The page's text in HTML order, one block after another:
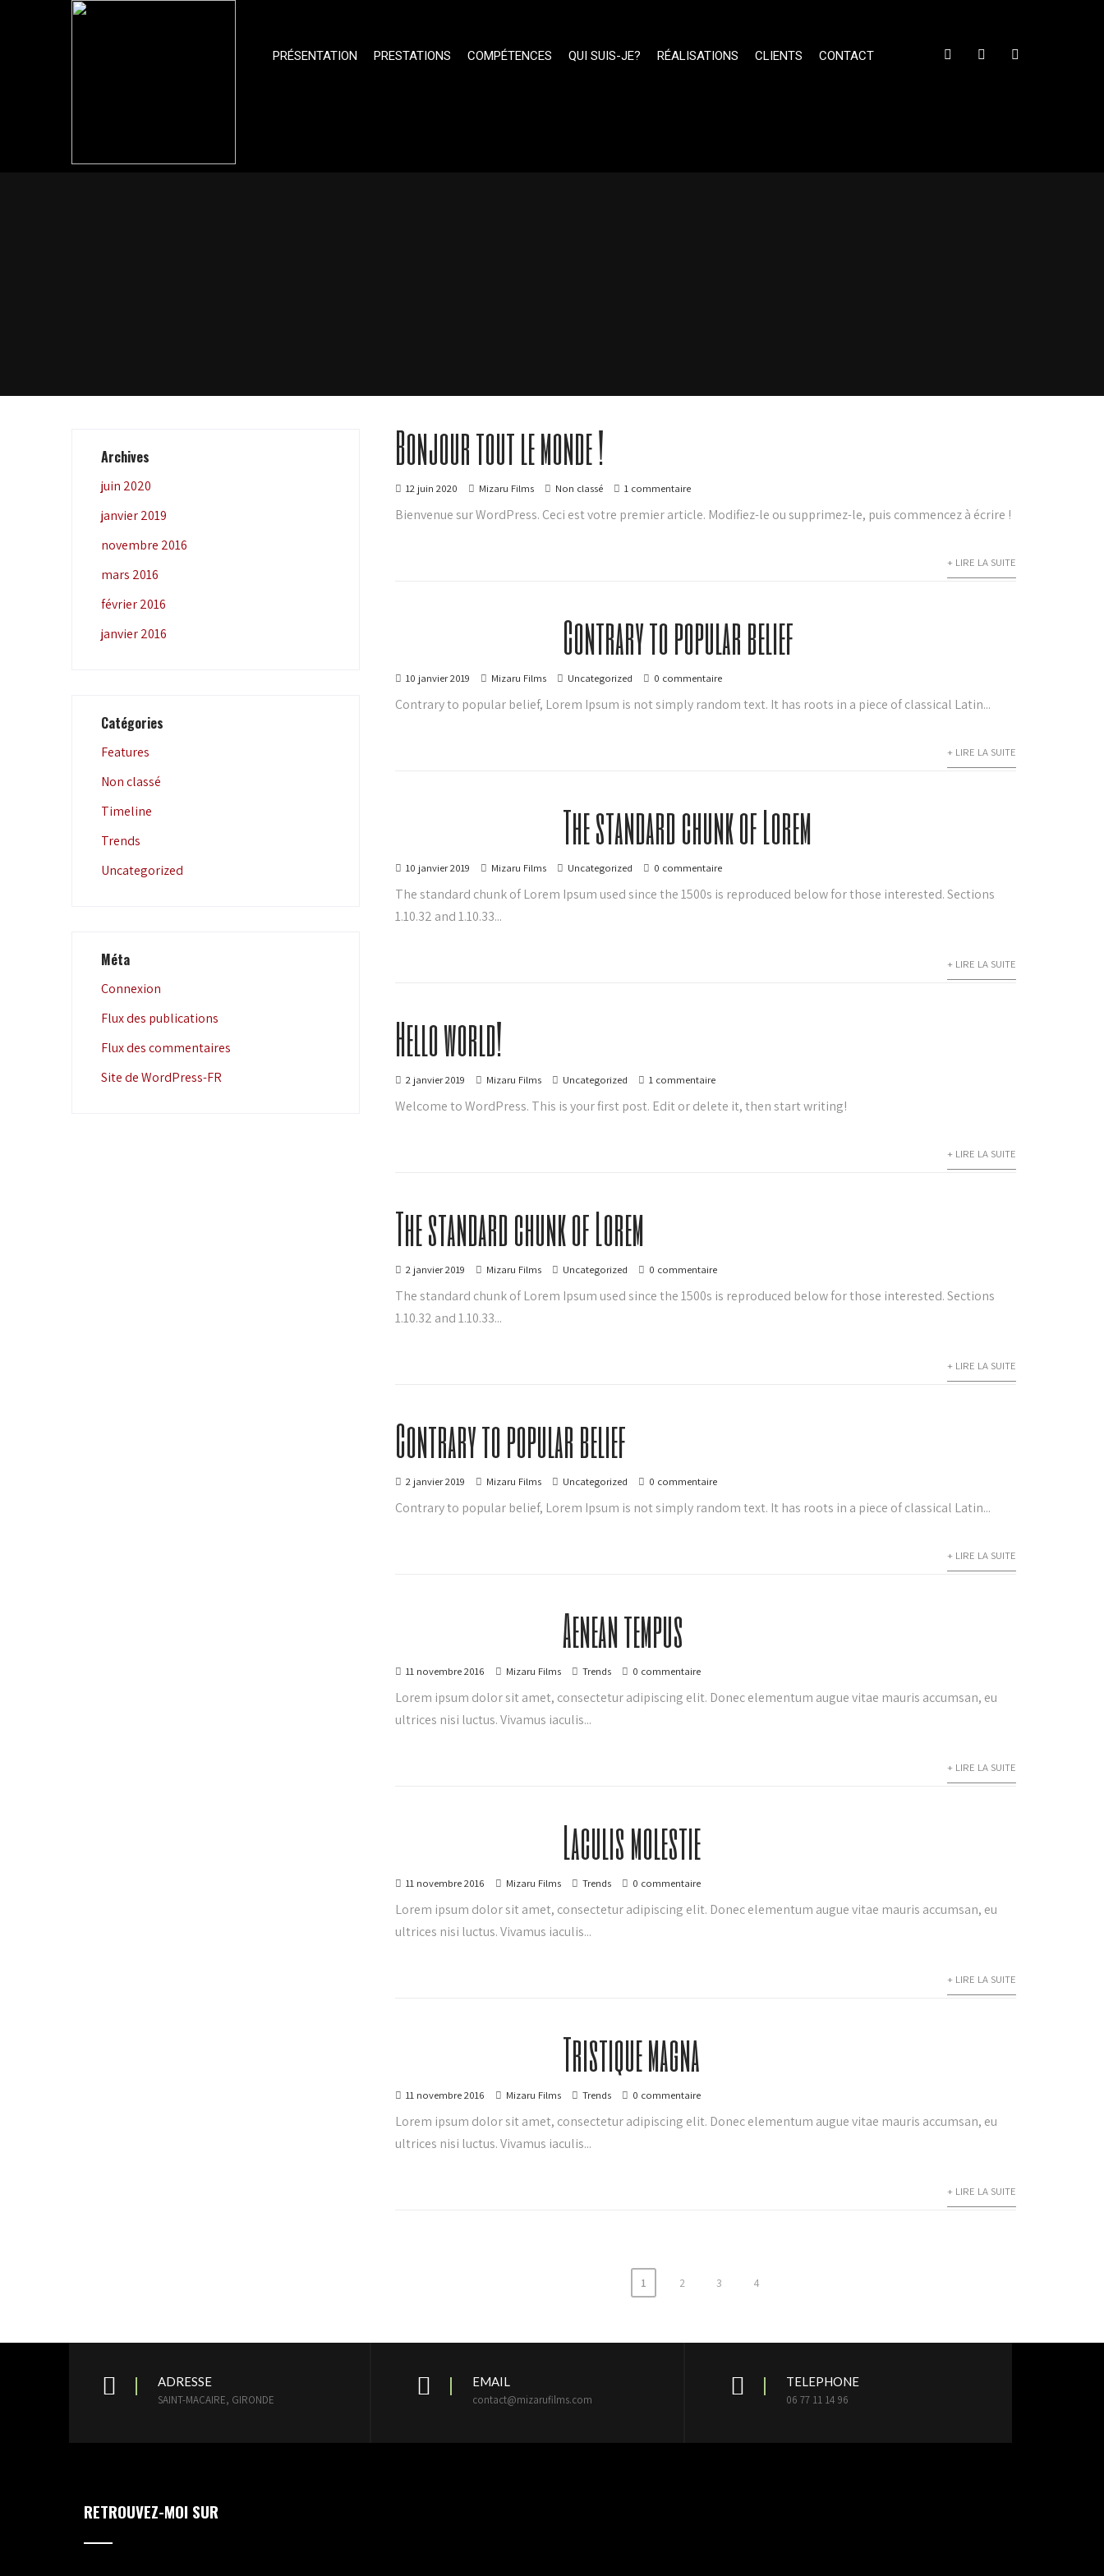
PRÉSENTATION PRESTATIONS COMPÉTENCES QUI SUIS-JE? RÉALISATIONS CLIENTS CONTACT
Bonjour tout le monde !
12 juin 2020 Mizaru Films Non classé 1 commentaire
Bienvenue sur WordPress. Ceci est votre premier article. Modifiez-le ou supprimez-le, puis commencez à écrire !
+ LIRE LA SUITE
Contrary to popular belief
10 janvier 2019 Mizaru Films Uncategorized 0 commentaire
Contrary to popular belief, Lorem Ipsum is not simply random text. It has roots in a piece of classical Latin...
+ LIRE LA SUITE
The standard chunk of Lorem
10 janvier 2019 Mizaru Films Uncategorized 0 commentaire
The standard chunk of Lorem Ipsum used since the 1500s is reproduced below for those interested. Sections
1.10.32 and 1.10.33...
+ LIRE LA SUITE
Hello world!
2 janvier 2019 Mizaru Films Uncategorized 1 commentaire
Welcome to WordPress. This is your first post. Edit or delete it, then start writing!
+ LIRE LA SUITE
The standard chunk of Lorem
2 janvier 2019 Mizaru Films Uncategorized 0 commentaire
The standard chunk of Lorem Ipsum used since the 1500s is reproduced below for those interested. Sections
1.10.32 and 1.10.33...
+ LIRE LA SUITE
Contrary to popular belief
2 janvier 2019 Mizaru Films Uncategorized 0 commentaire
Contrary to popular belief, Lorem Ipsum is not simply random text. It has roots in a piece of classical Latin...
+ LIRE LA SUITE
Aenean tempus
11 novembre 2016 Mizaru Films Trends 0 commentaire
Lorem ipsum dolor sit amet, consectetur adipiscing elit. Donec elementum augue vitae mauris accumsan, eu
ultrices nisi luctus. Vivamus iaculis...
+ LIRE LA SUITE
Laculis molestie
11 novembre 2016 Mizaru Films Trends 0 commentaire
Lorem ipsum dolor sit amet, consectetur adipiscing elit. Donec elementum augue vitae mauris accumsan, eu
ultrices nisi luctus. Vivamus iaculis...
+ LIRE LA SUITE
Tristique magna
11 novembre 2016 Mizaru Films Trends 0 commentaire
Lorem ipsum dolor sit amet, consectetur adipiscing elit. Donec elementum augue vitae mauris accumsan, eu
ultrices nisi luctus. Vivamus iaculis...
+ LIRE LA SUITE
1 2 3 4
Archives
juin 2020
janvier 2019
novembre 2016
mars 2016
février 2016
janvier 2016
Catégories
Features
Non classé
Timeline
Trends
Uncategorized
Méta
Connexion
Flux des publications
Flux des commentaires
Site de WordPress-FR
ADRESSE
SAINT-MACAIRE, GIRONDE
EMAIL
contact@mizarufilms.com
TELEPHONE
06 77 11 14 96
RETROUVEZ-MOI SUR